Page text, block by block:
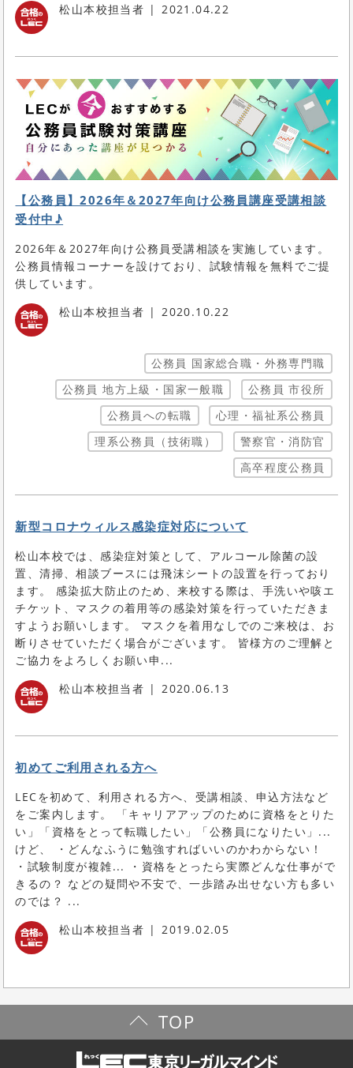
松山本校担当者
2021.04.22
【公務員】2026年＆2027年向け公務員講座受講相談
受付中♪
2026年＆2027年向け公務員受講相談を実施しています。
公務員情報コーナーを設けており、試験情報を無料でご提
供しています。
松山本校担当者
2020.10.22
公務員 国家総合職・外務専門職
公務員 地方上級・国家一般職
公務員 市役所
公務員への転職
心理・福祉系公務員
理系公務員（技術職）
警察官・消防官
高卒程度公務員
新型コロナウィルス感染症対応について
松山本校では、感染症対策として、アルコール除菌の設
置、清掃、相談ブースには飛沫シートの設置を行っており
ます。 感染拡大防止のため、来校する際は、手洗いや咳エ
チケット、マスクの着用等の感染対策を行っていただきま
すようお願いします。 マスクを着用なしでのご来校は、お
断りさせていただく場合がございます。 皆様方のご理解と
ご協力をよろしくお願い申...
松山本校担当者
2020.06.13
初めてご利用される方へ
LECを初めて、利用される方へ、受講相談、申込方法など
をご案内します。 「キャリアアップのために資格をとりた
い」「資格をとって転職したい」「公務員になりたい」...
けど、 ・どんなふうに勉強すればいいのかわからない！
・試験制度が複雑... ・資格をとったら実際どんな仕事がで
きるの？ などの疑問や不安で、一歩踏み出せない方も多い
のでは？ ...
松山本校担当者
2019.02.05
TOP